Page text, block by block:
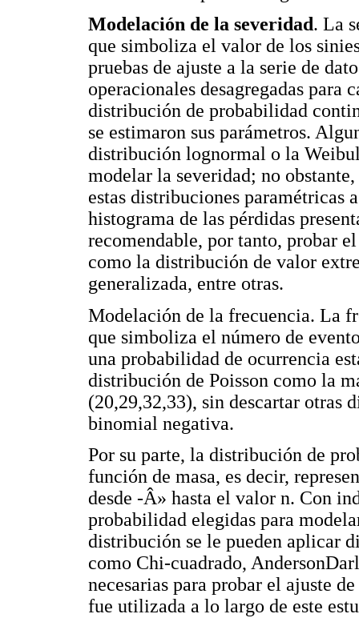
Modelación de la severidad. La
que simboliza el valor de los
pruebas de ajuste a la serie de
operacionales desagregadas para
distribución de probabilidad
se estimaron sus parámetros.
distribución lognormal o la
modelar la severidad; no
estas distribuciones paramétricas
histograma de las pérdidas
recomendable, por tanto, probar
como la distribución de valor
generalizada, entre otras.
Modelación de la frecuencia. La
que simboliza el número de
una probabilidad de ocurrencia
distribución de Poisson como la
(20,29,32,33), sin descartar otras
binomial negativa.
Por su parte, la distribución de
función de masa, es decir,
desde -Â» hasta el valor n. Con
probabilidad elegidas para
distribución se le pueden aplicar
como Chi-cuadrado,
necesarias para probar el ajuste
fue utilizada a lo largo de este